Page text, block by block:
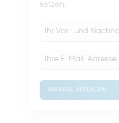
setzen.
ANFRAGE ABSENDEN